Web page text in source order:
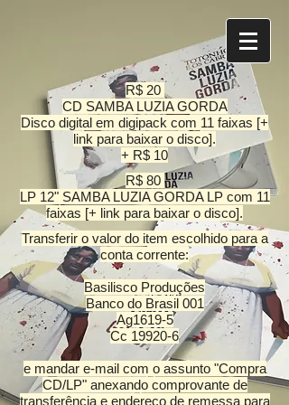
R$ 20
CD SAMBA LUZIA GORDA
Disco digital em digipack com 11 faixas [+
link para baixar o disco].
+ R$ 10
R$ 80
LP 12" SAMBA LUZIA GORDA LP com 11
faixas [+ link para baixar o disco].
Transferir o valor do item escolhido para a
conta corrente:
Basilisco Produções
Banco do Brasil 001
Ag1619-5
Cc 19920-6
e mandar e-mail com o assunto "Compra
CD/LP" anexando comprovante de
transferência e endereço de remessa para